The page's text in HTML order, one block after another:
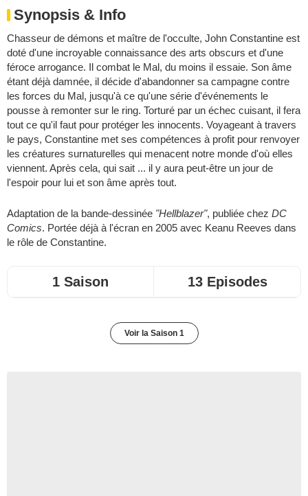
Synopsis & Info
Chasseur de démons et maître de l'occulte, John Constantine est
doté d'une incroyable connaissance des arts obscurs et d'une
féroce arrogance. Il combat le Mal, du moins il essaie. Son âme
étant déjà damnée, il décide d'abandonner sa campagne contre
les forces du Mal, jusqu'à ce qu'une série d'événements le
pousse à remonter sur le ring. Torturé par un échec cuisant, il fera
tout ce qu'il faut pour protéger les innocents. Voyageant à travers
le pays, Constantine met ses compétences à profit pour renvoyer
les créatures surnaturelles qui menacent notre monde d'où elles
viennent. Après cela, qui sait ... il y aura peut-être un jour de
l'espoir pour lui et son âme après tout.
Adaptation de la bande-dessinée "Hellblazer", publiée chez DC
Comics. Portée déjà à l'écran en 2005 avec Keanu Reeves dans
le rôle de Constantine.
1 Saison 13 Episodes
Voir la Saison 1